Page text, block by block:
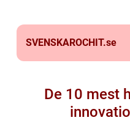
SVENSKAROCHIT.se
De 10 mest